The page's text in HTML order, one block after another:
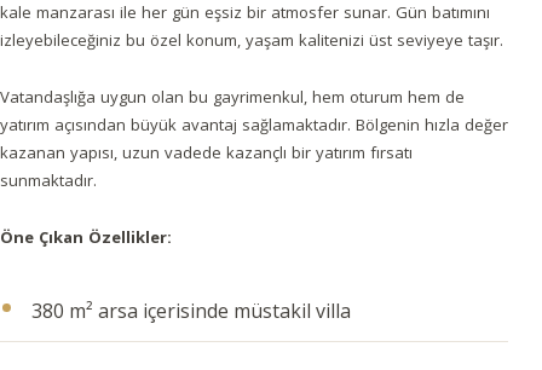
kale manzarası ile her gün eşsiz bir atmosfer sunar. Gün batımını
izleyebileceğiniz bu özel konum, yaşam kalitenizi üst seviyeye taşır.
Vatandaşlığa uygun olan bu gayrimenkul, hem oturum hem de
yatırım açısından büyük avantaj sağlamaktadır. Bölgenin hızla değer
kazanan yapısı, uzun vadede kazançlı bir yatırım fırsatı
sunmaktadır.
Öne Çıkan Özellikler:
380 m² arsa içerisinde müstakil villa